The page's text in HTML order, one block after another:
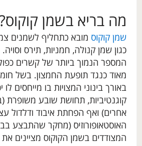
מה בריא בשמן
שמן קוקוס מובא כתחליף לשמנים
כגון שמן קנולה, חמניות, תירס
המספר הנמוך ביותר של קשרים
מאוד כנגד תופעת החמצון. בשל
באורך בינוני המצויות בו מייחסים לו
קוגנטיביות, תחושת שובע משופרת
אחרים) ואף הפחתת איבוד ודלדול
האוסטאופורוזיס (מחקר שהתבצע
המצודדים בשמן הקוקוס מציינים את